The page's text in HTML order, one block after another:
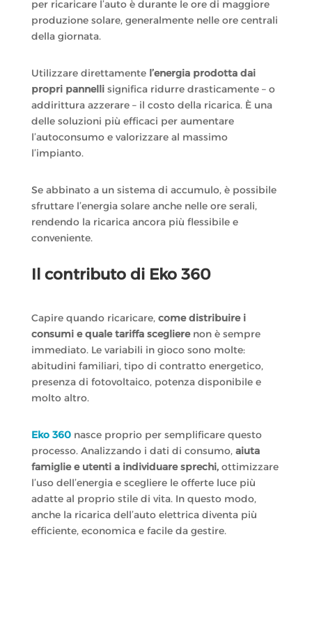
per ricaricare l’auto è durante le ore di maggiore
produzione solare, generalmente nelle ore centrali
della giornata.
Utilizzare direttamente l’energia prodotta dai
propri pannellisignifica ridurre drasticamente – o
addirittura azzerare – il costo della ricarica. È una
delle soluzioni più efficaci per aumentare
l’autoconsumo e valorizzare al massimo
l’impianto.
Se abbinato a un sistema di accumulo, è possibile
sfruttare l’energia solare anche nelle ore serali,
rendendo la ricarica ancora più flessibile e
conveniente.
Il contributo di Eko 360
Capire quando ricaricare, come distribuire i
consumi e quale tariffa sceglierenon è sempre
immediato. Le variabili in gioco sono molte:
abitudini familiari, tipo di contratto energetico,
presenza di fotovoltaico, potenza disponibile e
molto altro.
Eko 360nasce proprio per semplificare questo
processo. Analizzando i dati di consumo, aiuta
famiglie e utenti a individuare sprechi,ottimizzare
l’uso dell’energia e scegliere le offerte luce più
adatte al proprio stile di vita. In questo modo,
anche la ricarica dell’auto elettrica diventa più
efficiente, economica e facile da gestire.